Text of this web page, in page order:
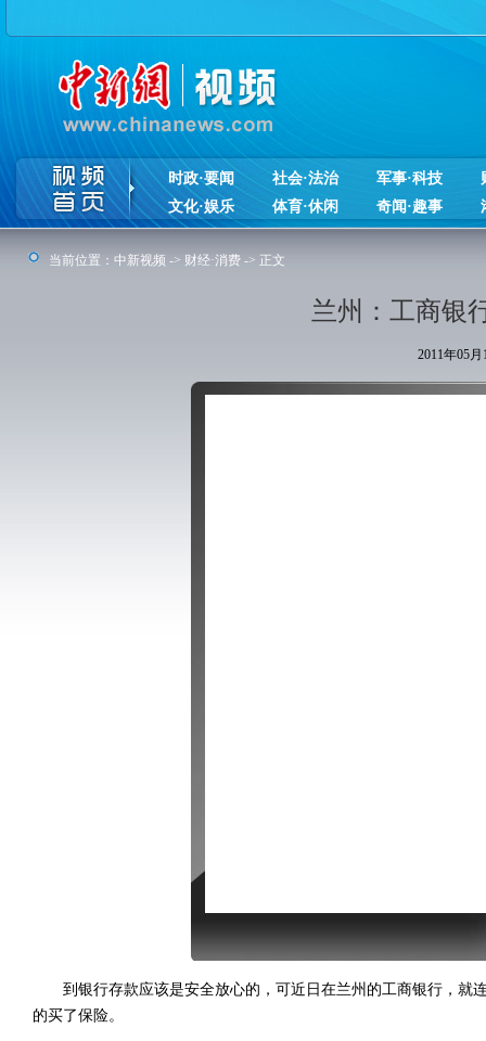
时政·要闻 社会·法治 军事·科技
文化·娱乐
体育·休闲 奇闻·趣事
当前位置： 中新视频 -> 财经·消费 -> 正文
兰州：工商银
2011年05
到银行存款应该是安全放心的，可近日在兰州的工商银行，就
的买了保险。